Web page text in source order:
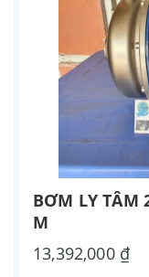
BƠM LY TÂM
M
13,392,000 ₫